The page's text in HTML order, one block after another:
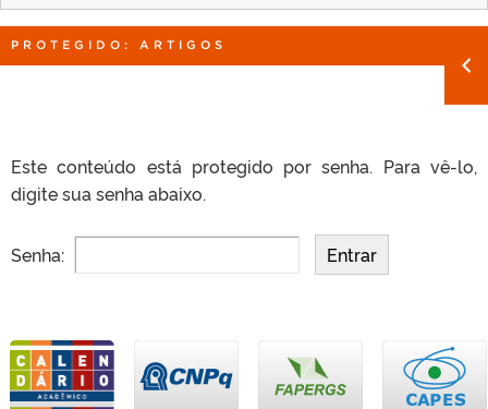
EDITAIS
INTERNACIONAL
PROTEGIDO: ARTIGOS
Este conteúdo está protegido por senha. Para vê-lo,
digite sua senha abaixo.
Senha: